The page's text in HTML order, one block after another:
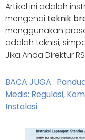
Artikel ini adalah
mengenai teknik
menggunakan
adalah teknisi,
Jika Anda Direktur
BACA JUGA :
Medis: Regulasi,
Instalasi